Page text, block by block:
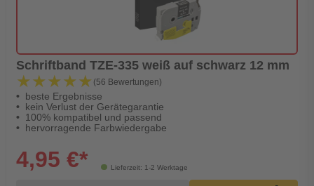
Schriftband TZE-335 weiß auf schwarz 12 mm
★★★★★
★★★★★ (56 Bewertungen)
beste Ergebnisse
kein Verlust der Gerätegarantie
100% kompatibel und passend
hervorragende Farbwiedergabe
Lieferzeit: 1-2 Werktage
4,95 €*